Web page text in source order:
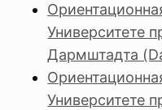
Университете
Дармштадта
Университете